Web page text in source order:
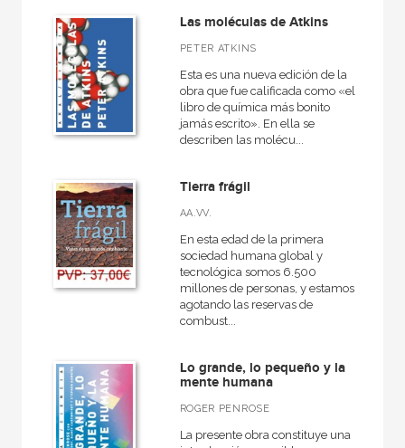
NUESTROS FORMATOS
Cartoné
Ebook
Rústica
CATÁLOGOS PDF
Las moléculas de Atkins
PETER ATKINS
Esta es una nueva edición de la
obra que fue calificada como «el
libro de química más bonito
jamás escrito». En ella se
describen las molécu...
Tierra frágil
AA.VV.
En esta edad de la primera
sociedad humana global y
tecnológica somos 6.500
millones de personas, y estamos
agotando las reservas de
combust...
Lo grande, lo pequeño y la
mente humana
ROGER PENROSE
La presente obra constituye una